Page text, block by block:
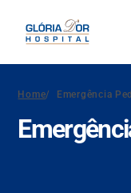
Home/ Emergência